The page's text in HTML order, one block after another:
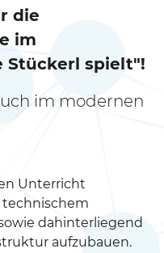
die
im
Stückerl spielt"!
im modernen
Unterricht
dahinterliegend
aufzubauen.